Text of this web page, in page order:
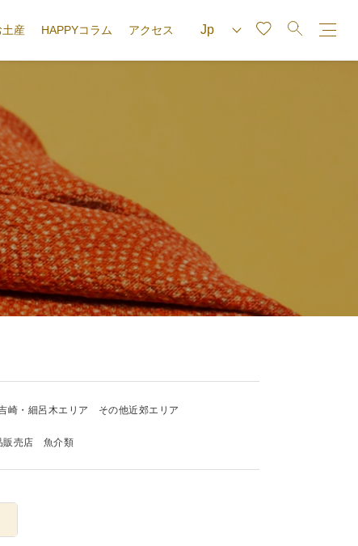
土産 HAPPYコラム アクセス
崎・細呂木エリア その他近郊エリア
販売店 魚介類